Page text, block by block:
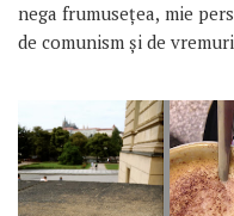
nega frumusețea, mie
de comunism și de